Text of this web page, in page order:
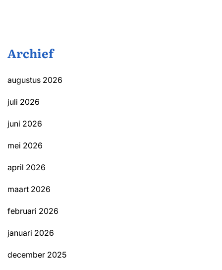
Archief
augustus 2026
juli 2026
juni 2026
mei 2026
april 2026
maart 2026
februari 2026
januari 2026
december 2025